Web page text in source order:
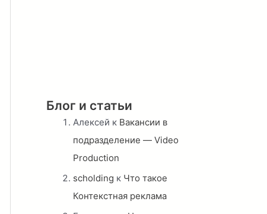
Блог и статьи
Алексей к Вакансии в
подразделение — Video
Production
scholding к Что такое
Контекстная реклама